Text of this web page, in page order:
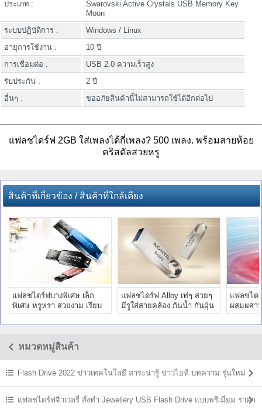
ประเภท :
Swarovski Active Crystals USB Memory Key
Moon
ระบบปฏิบัติการ :
Windows / Linux
อายุการใช้งาน :
10 ปี
การเชื่อมต่อ :
USB 2.0 ความเร็วสูง
รับประกัน :
2 ปี
อื่นๆ :
ขออภัยสินค้านี้ไม่สามารถใช้ได้อีกต่อไป
แฟลชไดร์ฟ 2GB ใส่เพลงได้กี่เพลง? 500 เพลง. พร้อมสายห้อย
คริสตัลสวยหรู
สินค้าที่เกี่ยวข้อง / สินค้าที่ใกล้เคียง
แฟลชไดร์ฟบางพิเศษ เล็ก
พิเศษ หรูหรา สวยงาม เรียบ
ง่าย ความจุ 4GB - 32GB
แฟลชไดร์ฟ Alloy เท่ๆ สวยๆ
มีรูใส่สายคล้อง กันน้ำ กันฝุ่น
กันกระแทก ราคาถูก
แฟลชได
ผสมผสา
พร้อมฝา
หมวดหมู่สินค้า
Flash Drive 2022 ข่าวเทคโนโลยี สาระน่ารู้ ข่าวไอที บทความ รุ่นใหม่
ล่าสุดแฟลชไดร์ฟจิวเวลรี่ สั่งทำ Jewellery USB Flash Drive แบบพรีเมี่ยม ราคา